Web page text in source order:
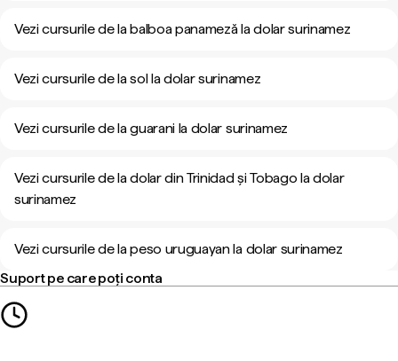
Vezi cursurile de la balboa panameză la dolar surinamez
Vezi cursurile de la sol la dolar surinamez
Vezi cursurile de la guarani la dolar surinamez
Vezi cursurile de la dolar din Trinidad și Tobago la dolar
surinamez
Vezi cursurile de la peso uruguayan la dolar surinamez
Suport pe care poți conta